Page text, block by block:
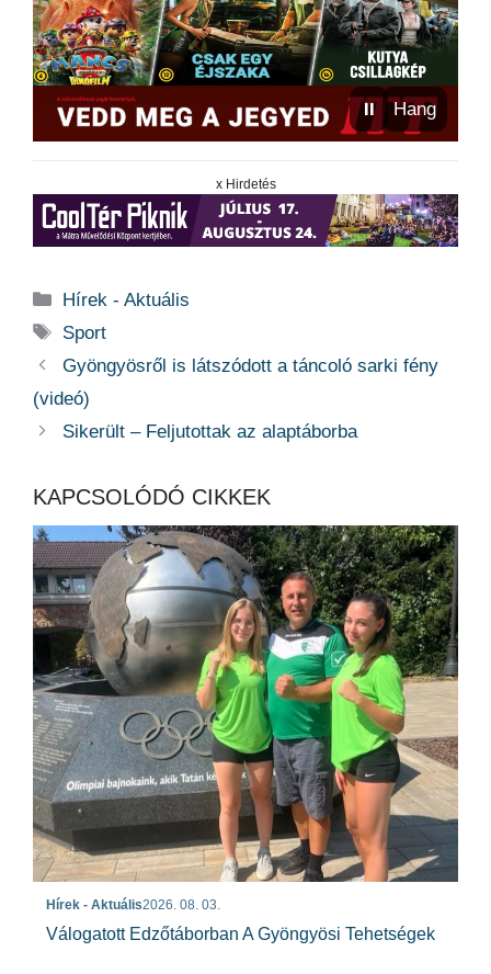
⏸ Hang
x Hirdetés
Kategória
Hírek - Aktuális
Címkék
Sport
Gyöngyösről is látszódott a táncoló sarki fény
(videó)
Sikerült – Feljutottak az alaptáborba
KAPCSOLÓDÓ CIKKEK
Hírek - Aktuális2026. 08. 03.
Válogatott Edzőtáborban A Gyöngyösi Tehetségek